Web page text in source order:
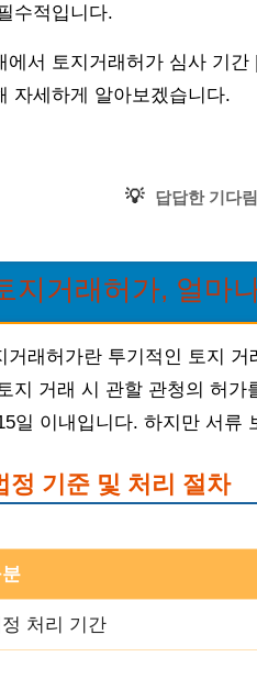
수적입니다.
에서 토지거래허가 심사 기
자세하게 알아보겠습니다.
💡 답답한 기다
지거래허가, 얼마
거래허가란 투기적인 토지
지 거래 시 관할 관청의 허
일 이내입니다. 하지만 서류
정 기준 및 처리 절차
처리 기간